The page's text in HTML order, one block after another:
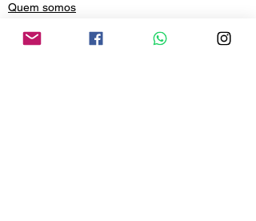
Quem somos
Política de privacidade